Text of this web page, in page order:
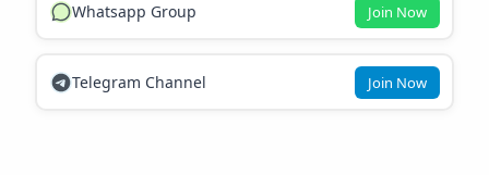
Whatsapp Group Join Now
Telegram Channel Join Now